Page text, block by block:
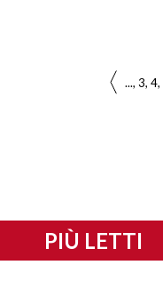
... 3 4
PIÙ LETTI